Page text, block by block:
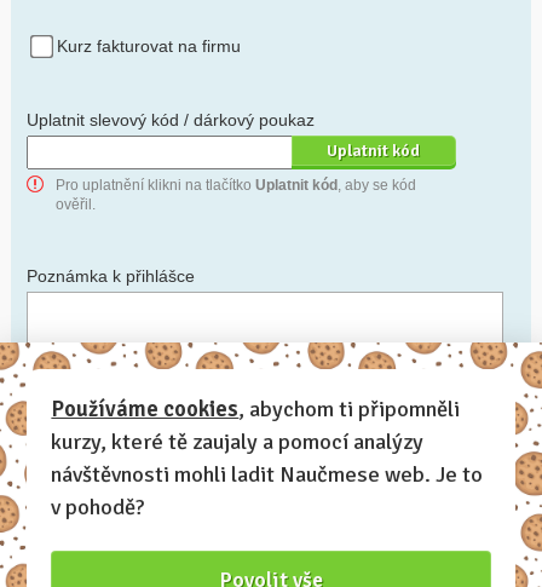
Kurz fakturovat na firmu
Uplatnit slevový kód / dárkový poukaz
Pro uplatnění klikni na tlačítko Uplatnit kód, aby se kód
ověřil.
Poznámka k přihlášce
Chceš-li se na cokoli zeptat, nebo ke své přihlášce poznamenat.
Anonymní profil – odesláním přihlášky se automaticky
vytvoří tvůj profil na Naučmese. Zatrhni tuto volbu a profil
bude skrytý.
Chci dostávat Naučmese newsletter
Používáme cookies, abychom ti připomněli
kurzy, které tě zaujaly a pomocí analýzy
návštěvnosti mohli ladit Naučmese web. Je to
v pohodě?
Povolit vše